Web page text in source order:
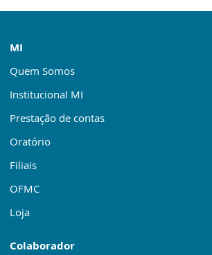
MI
Quem Somos
Institucional MI
Prestação de contas
Oratório
Filiais
OFMC
Loja
Colaborador